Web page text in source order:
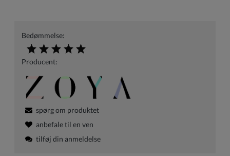
Bedømmelse:
Producent:
spørg om produktet
anbefale til en ven
tilføj din anmeldelse